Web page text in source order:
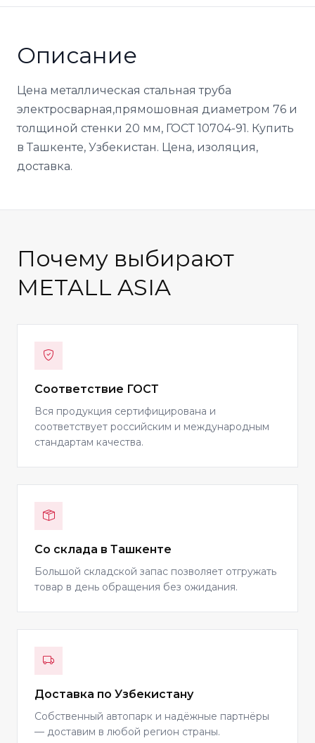
Описание
Цена металлическая стальная труба
электросварная,прямошовная диаметром 76 и
толщиной стенки 20 мм, ГОСТ 10704-91. Купить
в Ташкенте, Узбекистан. Цена, изоляция,
доставка.
Почему выбирают
METALL ASIA
Соответствие ГОСТ
Вся продукция сертифицирована и
соответствует российским и международным
стандартам качества.
Со склада в Ташкенте
Большой складской запас позволяет отгружать
товар в день обращения без ожидания.
Доставка по Узбекистану
Собственный автопарк и надёжные партнёры
— доставим в любой регион страны.